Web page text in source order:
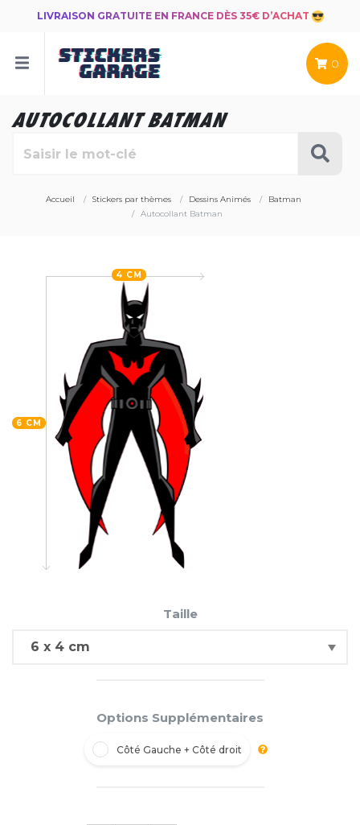
LIVRAISON GRATUITE EN FRANCE DÈS 35€ D’ACHAT
0
AUTOCOLLANT BATMAN
Accueil Stickers par thèmes Dessins Animés
Batman
Autocollant Batman
6 CM
4 CM
Taille
Options Supplémentaires
Côté Gauche + Côté droit